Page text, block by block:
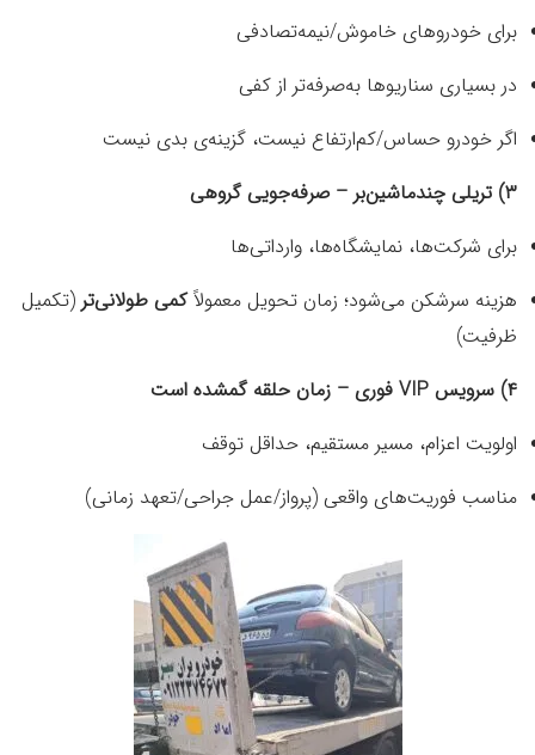
برای خودروهای خاموش/نیمه‌تصادفی
در بسیاری سناریوها به‌صرفه‌تر از کفی
اگر خودرو حساس/کم‌ارتفاع نیست، گزینه‌ی بدی نیست
۳) تریلی چندماشین‌بر – صرفه‌جویی گروهی
برای شرکت‌ها، نمایشگاه‌ها، وارداتی‌ها
هزینه سرشکن می‌شود؛ زمان تحویل معمولاًکمی طولانی‌تر (تکمیل
ظرفیت)
۴) سرویس VIP فوری – زمان حلقه گمشده است
اولویت اعزام، مسیر مستقیم، حداقل توقف
مناسب فوریت‌های واقعی (پرواز/عمل جراحی/تعهد زمانی)